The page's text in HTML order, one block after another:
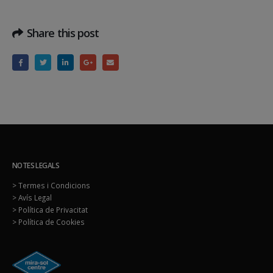
Share this post
NOTES LEGALS
> Termes i Condicions
> Avís Legal
> Política de Privacitat
> Política de Cookies